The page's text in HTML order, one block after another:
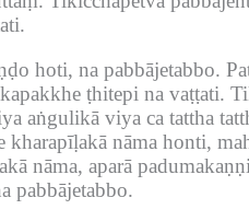
hoti, na pabbājetabbo.
ṭhitepi na vaṭṭati.
aṅgulikā viya ca tattha
nāma honti,
nāma, aparā
pabbājetabbo.